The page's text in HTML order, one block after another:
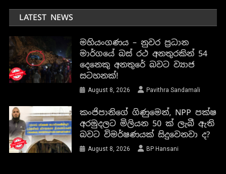
LATEST NEWS
මහියංගණය – නුවර ප්‍රධාන
මාර්ගයේ බස් රථ අනතුරකින් 54
දෙනෙකු අනතුරේ බවට ව්‍යාජ
සටහනක්!
August 8, 2026 Pavithra Sandamali
කංජිපානිගේ ගිණුමෙන්, NPP පක්ෂ
අරමුදලට මිලියන 50 ක් ලැබී ඇති
බවට විමර්ෂණයක් සිදුවෙනවා ද?
August 8, 2026 BP Hansani